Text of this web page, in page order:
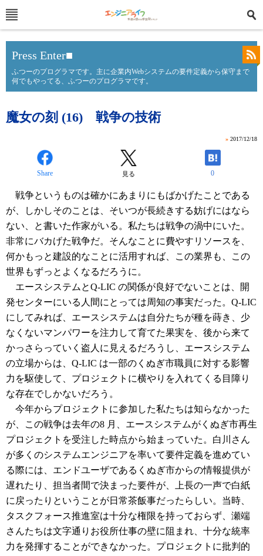
Press Enter■
ふつーのプログラマです。主に企業内Webシステムの要件定義から保守まで
何でもやってる、ふつーのプログラマです。
魔女の刻 (16) 戦争の技術
» 2017/12/18
Share 見る 0
戦争というものは確かにあまりにもばかげたことである
が、しかしそのことは、そいつが長続きする妨げにはなら
ない、と書いた作家がいる。私たちは戦争の渦中にいた。
非常にバカげた戦争だ。そんなことに費やすリソースを、
何かもっと建設的なことに活用すれば、この業界も、この
世界もずっとよくなるだろうに。
エースシステムとQ-LIC の関係が良好でないことは、開
発センターにいる人間にとっては周知の事実だった。Q-LIC
にしてみれば、エースシステムは自分たちが種を蒔き、少
なくないマンパワーを注力して育てた果実を、後から来て
かっさらっていく盗人に見えるだろうし、エースシステム
の立場からは、Q-LIC は一部のくぬぎ市職員に対する影響
力を駆使して、プロジェクトに横やりを入れてくる目障り
な存在でしかないだろう。
今年からプロジェクトに参加した私たちは知らなかった
が、この戦争は去年の8 月、エースシステムがくぬぎ市再生
プロジェクトを受注した時点から始まっていた。白川さん
が多くのシステムエンジニアを率いて要件定義を進めてい
る際には、エンドユーザであるくぬぎ市からの情報提供が
遅れたり、担当者間で決まった要件が、上長の一声で白紙
に戻ったりということが日常茶飯事だったらしい。当時、
タスクフォース推進室は十分な権限を持っておらず、瀬端
さんたちは文字通りお役所仕事の壁に阻まれ、十分な統率
力を発揮することができなかった。プロジェクトに批判的